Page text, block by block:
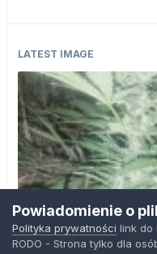
LATEST IMAGE
Powiadomienie o
Polityka prywatności link do
RODO - Strona tylko dla